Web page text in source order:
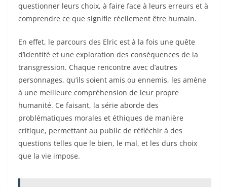
questionner leurs choix, à faire face à leurs erreurs et à
comprendre ce que signifie réellement être humain.
En effet, le parcours des Elric est à la fois une quête
d’identité et une exploration des conséquences de la
transgression. Chaque rencontre avec d’autres
personnages, qu’ils soient amis ou ennemis, les amène
à une meilleure compréhension de leur propre
humanité. Ce faisant, la série aborde des
problématiques morales et éthiques de manière
critique, permettant au public de réfléchir à des
questions telles que le bien, le mal, et les durs choix
que la vie impose.